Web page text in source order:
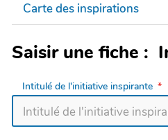
Carte des inspirations
Saisir une fiche :
Intitulé de l'initiative inspirante